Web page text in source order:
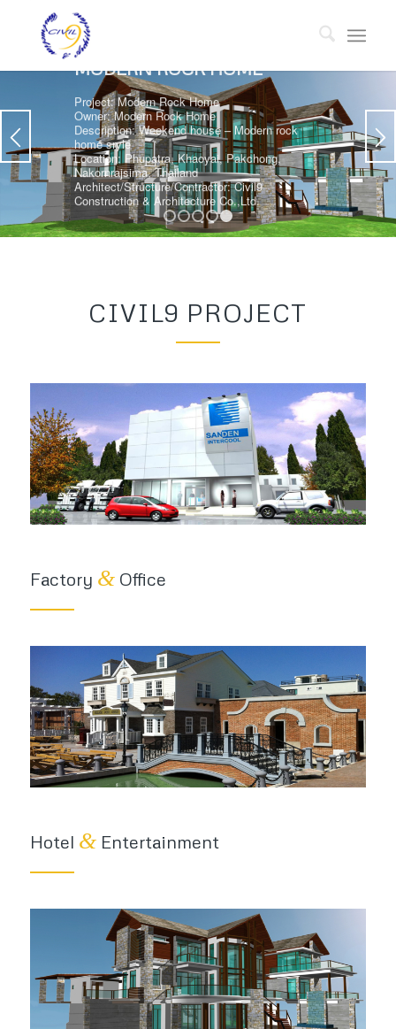
MODERN ROCK HOME
Project: Modern Rock Home
Owner: Modern Rock Home
Description: Weekend house – Modern rock
home sryle
Location: Phupatra, Khaoyai, Pakchong,
Nakornrajsima, Thailand
Architect/Structure/Contractor: Civil9
Construction & Architecture Co.,Ltd.
1 2 3 4 5
CIVIL9 PROJECT
Factory &Office
Hotel &Entertainment